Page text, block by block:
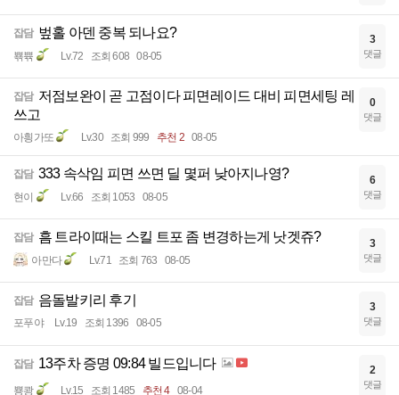
잡담 벞홀 아덴 중복 되나요?
뾲쀾 Lv.72 조회 608 08-05
3
댓글
잡담 저점보완이 곧 고점이다 피면레이드 대비 피면세팅 레
쓰고
아힁가또 Lv.30 조회 999 추천 2 08-05
0
댓글
잡담 333 속삭임 피면 쓰면 딜 몇퍼 낮아지나영?
현이 Lv.66 조회 1053 08-05
6
댓글
잡담 흠 트라이때는 스킬 트포 좀 변경하는게 낫겟쥬?
아만다 Lv.71 조회 763 08-05
3
댓글
잡담 음돌발키리 후기
포푸야 Lv.19 조회 1396 08-05
3
댓글
잡담 13주차 증명 09:84 빌드입니다
뿅쾅 Lv.15 조회 1485 추천 4 08-04
2
댓글